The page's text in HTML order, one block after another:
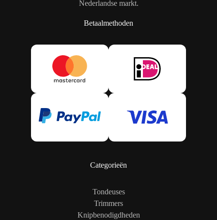
Nederlandse markt.
Betaalmethoden
Categorieën
Tondeuses
Trimmers
Knipbenodigdheden